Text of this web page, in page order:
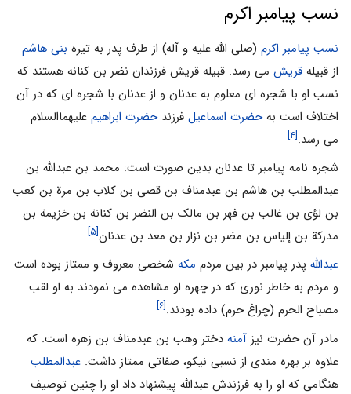
نسب پیامبر اکرم
نسب پیامبر اکرم (صلی الله علیه و آله) از طرف پدر به تیره بنی هاشم
از قبیله قریش می رسد. قبیله قریش فرزندان نضر بن کنانه هستند که
نسب او با شجره ای معلوم به عدنان و از عدنان با شجره ای که در آن
اختلاف است بهحضرت اسماعیل فرزندحضرت ابراهیم علیهماالسلام
می رسد.[۴]
شجره نامه پیامبر تا عدنان بدین صورت است: محمد بن عبداللّه بن
عبدالمطلب بن هاشم بن عبدمناف بن قصی بن کلاب بن مرة بن کعب
بن لؤی بن غالب بن فهر بن مالک بن النضر بن کنانة بن خزیمة بن
مدرکة بن إلیاس بن مضر بن نزار بن معد بن عدنان[۵]
عبدالله پدر پیامبر در بین مردم مکه شخصی معروف و ممتاز بوده است
و مردم به خاطر نوری که در چهره او مشاهده می نمودند به او لقب
مصباح الحرم (چراغ حرم) داده بودند.[۶]
مادر آن حضرت نیز آمنه دختر وهب بن عبدمناف بن زهره است. که
علاوه بر بهره مندی از نسبی نیکو، صفاتی ممتاز داشت. عبدالمطلب
هنگامی که او را به فرزندش عبدالله پیشنهاد داد او را چنین توصیف